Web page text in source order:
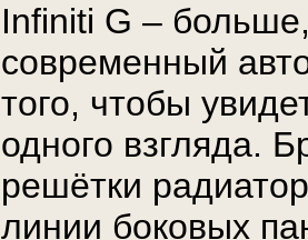
Infiniti G –
современный
того, чтобы
одного взгляда.
решётки
линии боковых